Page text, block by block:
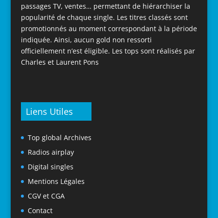
passages TV, ventes… permettant de hiérarchiser la
popularité de chaque single. Les titres classés sont
promotionnés au moment correspondant à la période
indiquée. Ainsi, aucun gold non ressorti
officiellement n’est éligible. Les tops sont réalisés par
Charles et Laurent Pons
Liens Utiles
Top global Archives
Radios airplay
Digital singles
Mentions Légales
CGV et CGA
Contact